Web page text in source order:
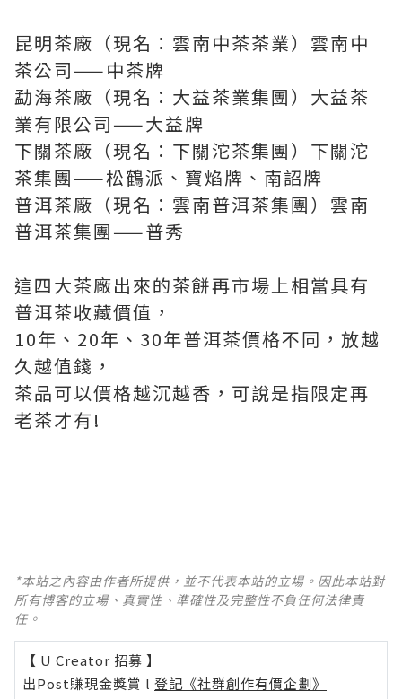
昆明茶廠（現名：雲南中茶茶業）雲南中
茶公司——中茶牌
勐海茶廠（現名：大益茶業集團）大益茶
業有限公司——大益牌
下關茶廠（現名：下關沱茶集團）下關沱
茶集團——松鶴派、寶焰牌、南詔牌
普洱茶廠（現名：雲南普洱茶集團）雲南
普洱茶集團——普秀
這四大茶廠出來的茶餅再市場上相當具有
普洱茶收藏價值，
10年、20年、30年普洱茶價格不同，放越
久越值錢，
茶品可以價格越沉越香，可說是指限定再
老茶才有!
*本站之內容由作者所提供，並不代表本站的立場。因此本站對
所有博客的立場、真實性、準確性及完整性不負任何法律責
任。
【 U Creator 招募 】
出Post賺現金獎賞 l 登記《社群創作有價企劃》